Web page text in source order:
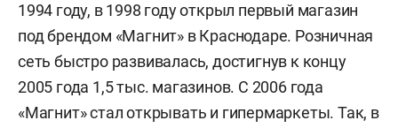
1994 году, в 1998 году открыл первый магазин
под брендом «Магнит» в Краснодаре. Розничная
сеть быстро развивалась, достигнув к концу
2005 года 1,5 тыс. магазинов. С 2006 года
«Магнит» стал открывать и гипермаркеты. Так, в